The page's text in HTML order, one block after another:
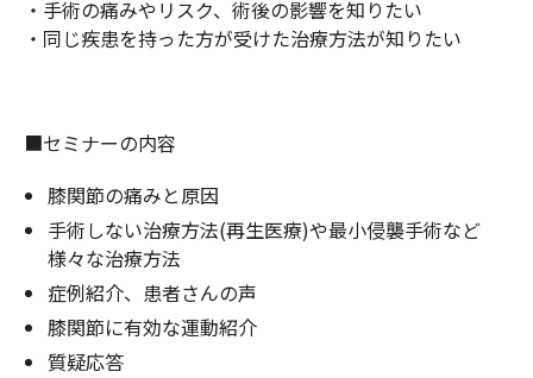
・手術の痛みやリスク、術後の影響を知りたい
・同じ疾患を持った方が受けた治療方法が知りたい
■セミナーの内容
膝関節の痛みと原因
手術しない治療方法(再生医療)や最小侵襲手術など
様々な治療方法
症例紹介、患者さんの声
膝関節に有効な運動紹介
質疑応答